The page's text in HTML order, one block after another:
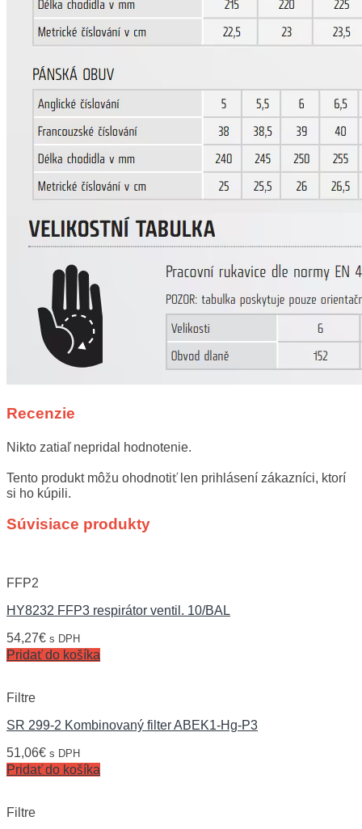
Recenzie
Nikto zatiaľ nepridal hodnotenie.
Tento produkt môžu ohodnotiť len prihlásení zákazníci, ktorí
si ho kúpili.
Súvisiace produkty
FFP2
HY8232 FFP3 respirátor ventil. 10/BAL
54,27€ s DPH
Pridať do košíka
Filtre
SR 299-2 Kombinovaný filter ABEK1-Hg-P3
51,06€ s DPH
Pridať do košíka
Filtre